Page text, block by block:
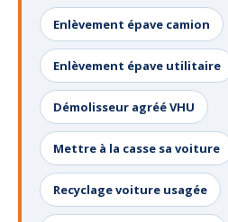
Enlèvement épave camion
Enlèvement épave utilitaire
Démolisseur agréé VHU
Mettre à la casse sa voiture
Recyclage voiture usagée